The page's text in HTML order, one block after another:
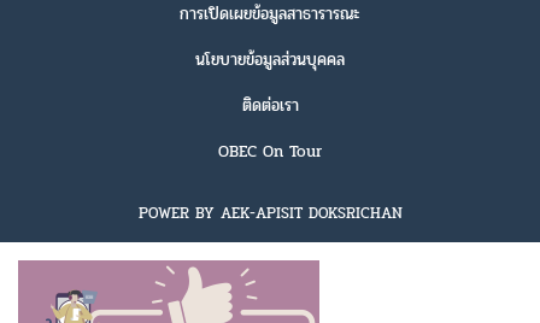
การเปิดเผยข้อมูลสาธารารณะ
นโยบายข้อมูลส่วนบุคคล
ติดต่อเรา
OBEC On Tour
POWER BY AEK-APISIT DOKSRICHAN